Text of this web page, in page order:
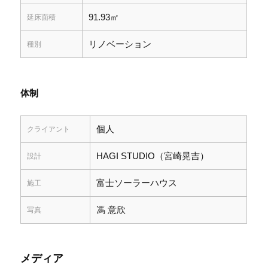
延床面積 91.93㎡
種別 リノベーション
体制
クライアント 個人
設計 HAGI STUDIO（宮崎晃吉）
施工 富士ソーラーハウス
写真 馮 意欣
メディア